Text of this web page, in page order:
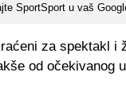
SportSport u vaš
za spektakl i
od očekivanog